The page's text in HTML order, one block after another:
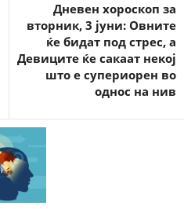
Дневен хороскоп за
вторник, 3 јуни: Овните
ќе бидат под стрес, а
Девиците ќе сакаат некој
што е супериорен во
однос на нив